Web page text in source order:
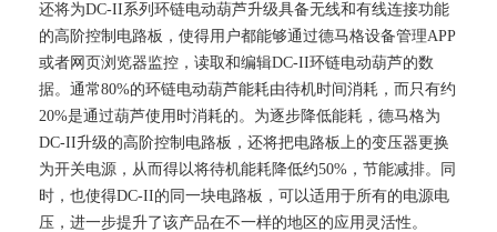
还将为DC-II系列环链电动葫芦升级具备无线和有线连接功能
的高阶控制电路板，使得用户都能够通过德马格设备管理APP
或者网页浏览器监控，读取和编辑DC-II环链电动葫芦的数
据。通常80%的环链电动葫芦能耗由待机时间消耗，而只有约
20%是通过葫芦使用时消耗的。为逐步降低能耗，德马格为
DC-II升级的高阶控制电路板，还将把电路板上的变压器更换
为开关电源，从而得以将待机能耗降低约50%，节能减排。同
时，也使得DC-II的同一块电路板，可以适用于所有的电源电
压，进一步提升了该产品在不一样的地区的应用灵活性。